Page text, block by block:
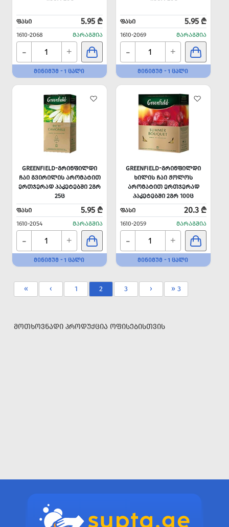
ᲤᲐᲡᲘ 5.95 ₾
1610-2068 ᲛᲐᲠᲐᲒᲨᲘᲐ
- +
ᲛᲘᲜᲘᲛᲣᲛ - 1 ᲪᲐᲚᲘ
ᲤᲐᲡᲘ 5.95 ₾
1610-2069 ᲛᲐᲠᲐᲒᲨᲘᲐ
- +
ᲛᲘᲜᲘᲛᲣᲛ - 1 ᲪᲐᲚᲘ
GREENFIELD-ᲒᲠᲘᲜᲤᲘᲚᲓᲘ
ᲩᲐᲘ ᲒᲕᲘᲠᲘᲚᲘᲡ ᲐᲠᲝᲛᲐᲢᲘᲗ
ᲔᲠᲗᲯᲔᲠᲐᲓ ᲞᲐᲙᲔᲢᲔᲑᲨᲘ 2ᲒᲠ
25Ც
ᲤᲐᲡᲘ
5.95 ₾
1610-2054 ᲛᲐᲠᲐᲒᲨᲘᲐ
- +
ᲛᲘᲜᲘᲛᲣᲛ - 1 ᲪᲐᲚᲘ
GREENFIELD-ᲒᲠᲘᲜᲤᲘᲚᲓᲘ
ᲮᲘᲚᲘᲡ ᲩᲐᲘ ᲟᲝᲚᲝᲡ
ᲐᲠᲝᲛᲐᲢᲘᲗ ᲔᲠᲗᲯᲔᲠᲐᲓ
ᲞᲐᲙᲔᲢᲔᲑᲨᲘ 2ᲒᲠ 100Ც
ᲤᲐᲡᲘ
20.3 ₾
1610-2059 ᲛᲐᲠᲐᲒᲨᲘᲐ
- +
ᲛᲘᲜᲘᲛᲣᲛ - 1 ᲪᲐᲚᲘ
« ‹ 1 2 3 › » 3
ᲛᲝᲗᲮᲝᲕᲜᲐᲓᲘ ᲞᲠᲝᲓᲣᲥᲪᲘᲐ ᲝᲤᲘᲡᲔᲑᲘᲡᲗᲕᲘᲡ